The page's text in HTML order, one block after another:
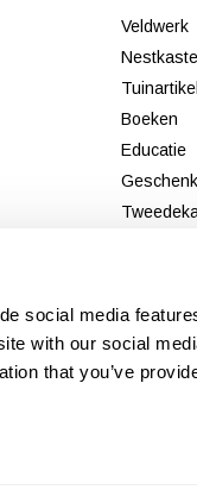
social media
with our social
that you’ve
Veldwerk
Boeken
Educatie